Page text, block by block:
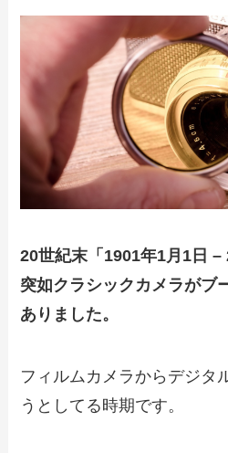
20世紀末「1901年1月1日 –
突如クラシックカメラがブ
ありました。
フィルムカメラからデジタ
うとしてる時期です。